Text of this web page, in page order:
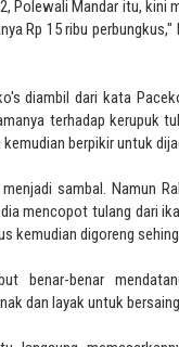
Polewali Mandar itu, kini
Rp 15 ribu
diambil dari kata
terhadap kerupuk
berpikir untuk
sambal. Namun
mencopot tulang dari
kemudian digoreng
benar-benar
dan layak untuk